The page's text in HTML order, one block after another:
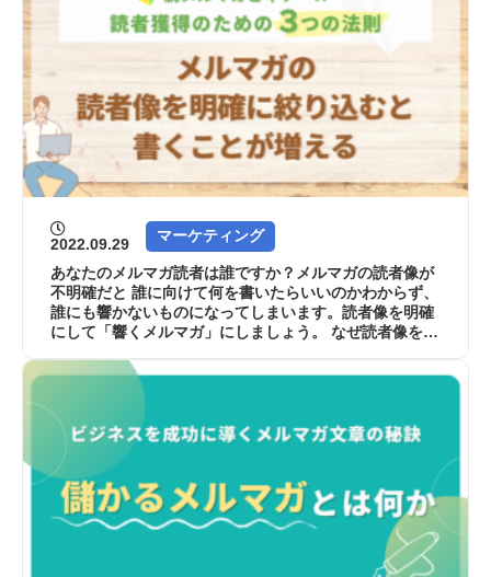
2022.09.29 マーケティング
あなたのメルマガ読者は誰ですか？メルマガの読者像が
不明確だと 誰に向けて何を書いたらいいのかわからず、
誰にも響かないものになってしまいます。読者像を明確
にして「響くメルマガ」にしましょう。 なぜ読者像を明